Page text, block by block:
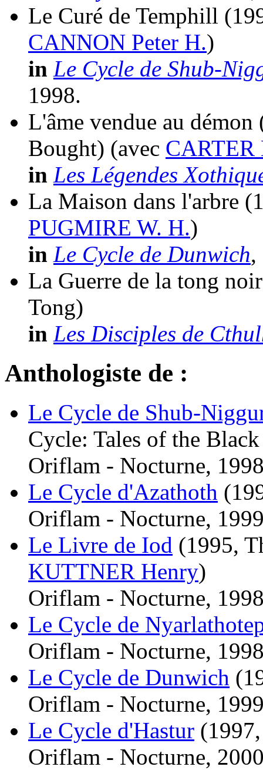
Le Curé de Temphill
CANNON Peter H.)
in Le Cycle de Shub-
1998.
L'âme vendue au démon
Bought) (avec CARTER
in Les Légendes
La Maison dans l'arbre
PUGMIRE W. H.)
in Le Cycle de Dunwich,
La Guerre de la tong
Tong)
in Les Disciples de
Anthologiste de :
Le Cycle de Shub-
Cycle: Tales of the
Oriflam - Nocturne,
Le Cycle d'Azathoth
Oriflam - Nocturne,
Le Livre de Iod (1995,
KUTTNER Henry)
Oriflam - Nocturne,
Le Cycle de
Oriflam - Nocturne,
Le Cycle de Dunwich
Oriflam - Nocturne,
Le Cycle d'Hastur
Oriflam - Nocturne,